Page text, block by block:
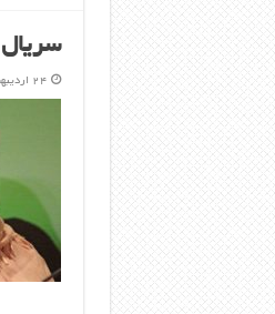
۲۴ اردیبهشت ۱۴۰۱